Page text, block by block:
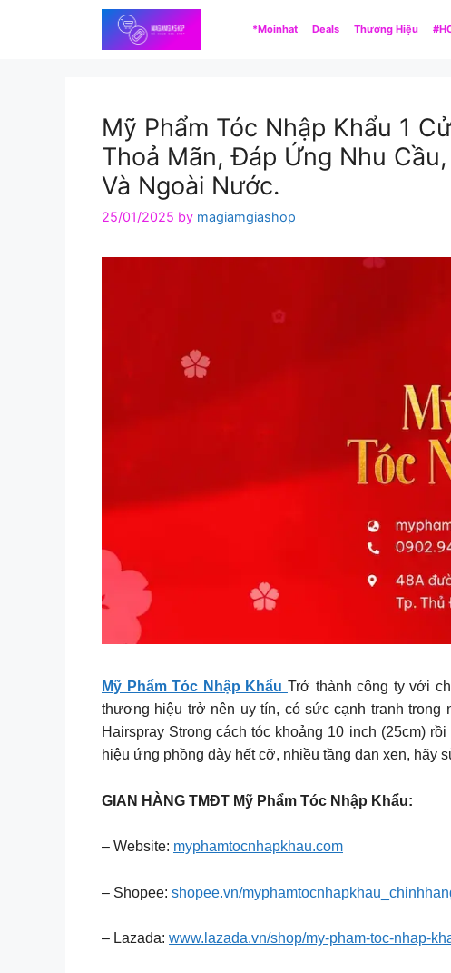
*Moinhat Deals Thương Hiệu
Mỹ Phẩm Tóc Nhập Khẩu 1
Thoả Mãn, Đáp Ứng Nhu
Và Ngoài Nước.
25/01/2025 by magiamgiashop
Mỹ Phẩm Tóc Nhập Khẩu Trở thành công ty với
thương hiệu trở nên uy tín, có sức cạnh tranh trong
Hairspray Strong cách tóc khoảng 10 inch (25cm)
hiệu ứng phồng dày hết cỡ, nhiều tầng đan xen, hãy
GIAN HÀNG TMĐT Mỹ Phẩm Tóc Nhập Khẩu:
– Website: myphamtocnhapkhau.com
– Shopee: shopee.vn/
– Lazada: www.lazada.vn/shop/my-pham-toc-nhap-